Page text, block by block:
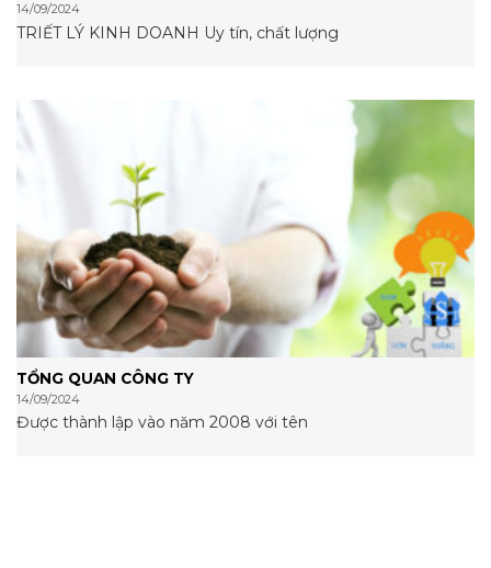
14/09/2024
TRIẾT LÝ KINH DOANH Uy tín, chất lượng
TỔNG QUAN CÔNG TY
14/09/2024
Được thành lập vào năm 2008 với tên